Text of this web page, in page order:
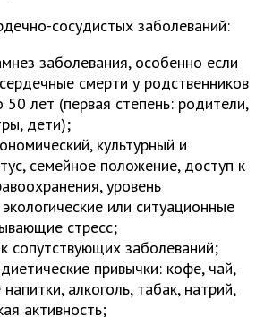
сосудистых заболеваний:
заболевания, особенно если
смерти у родственников
50 лет (первая степень: родители,
дети);
культурный и
семейное положение, доступ к
уровень
или ситуационные
стресс;
сопутствующих заболеваний;
диетические привычки: кофе, чай,
алкоголь, табак, натрий,
активность;